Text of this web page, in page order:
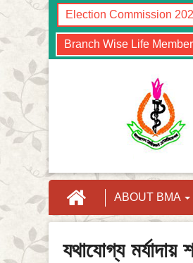
Election Commission
Branch Wise Life
ABOUT BMA
যথাযোগ্য মর্যাদায়